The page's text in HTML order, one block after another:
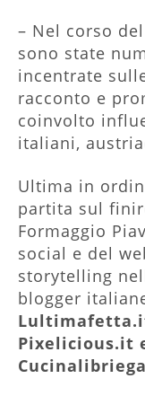
– Nel corso
sono state
incentrate
racconto e
coinvolto
italiani,
Ultima in
partita sul
Formaggio
social e del
storytelling
blogger
Pixelicious.it